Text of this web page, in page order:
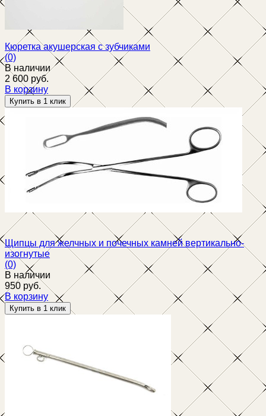
Кюретка акушерская с зубчиками
(0)
В наличии
2 600 руб.
В корзину
Щипцы для желчных и почечных камней вертикально-
изогнутые
(0)
В наличии
950 руб.
В корзину